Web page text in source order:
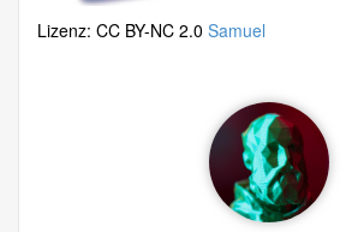
Lizenz: CC BY-NC 2.0 Samuel